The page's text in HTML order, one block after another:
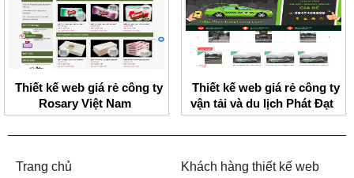
Thiết kế web giá rẻ công ty
Rosary Việt Nam
Thiết kế web giá rẻ công ty
vận tải và du lịch Phát Đạt
Trang chủ Khách hàng thiết kế web